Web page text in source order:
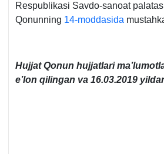
Respublikasi Savdo-sanoat
Qonunning 14-moddasida
Hujjat Qonun hujjatlari
e’lon qilingan va 16.03.2019